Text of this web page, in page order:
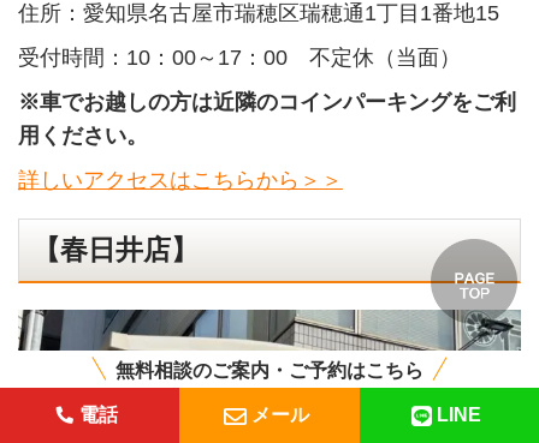
住所：愛知県名古屋市瑞穂区瑞穂通1丁目1番地15
受付時間：10：00～17：00 不定休（当面）
※車でお越しの方は近隣のコインパーキングをご利
用ください。
詳しいアクセスはこちらから＞＞
【春日井店】
無料相談のご案内・ご予約はこちら
電話 メール LINE